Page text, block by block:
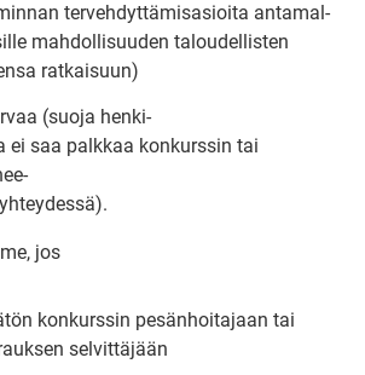
tervehdyttämisasioita antamal-
mahdollisuuden taloudellisten
ratkaisuun)
(suoja henki-
ei saa palkkaa konkurssin tai
jos
konkurssin pesänhoitajaan tai
selvittäjään